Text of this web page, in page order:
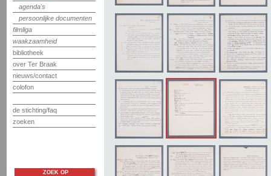
agenda's
persoonlijke documenten
filmliga
waakzaamheid
bibliotheek
over Ter Braak
nieuws/contact
colofon
de stichting/faq
zoeken
ZOEK OP